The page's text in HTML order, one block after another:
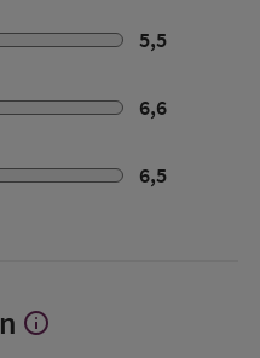
5,5
6,6
6,5
Visa
info